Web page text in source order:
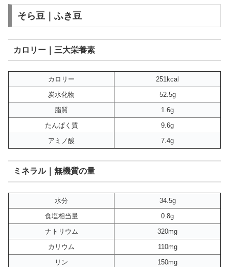
そら豆｜ふき豆
カロリー｜三大栄養素
カロリー
251kcal
炭水化物
52.5g
脂質
1.6g
たんぱく質
9.6g
アミノ酸
7.4g
ミネラル｜無機質の量
水分
34.5g
食塩相当量
0.8g
ナトリウム
320mg
カリウム
110mg
リン
150mg